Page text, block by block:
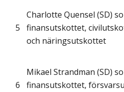
5
Charlotte Quensel (SD)
finansutskottet,
och näringsutskottet
6
Mikael Strandman (SD)
finansutskottet,